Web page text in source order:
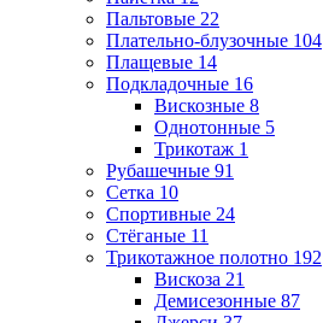
Пальтовые 22
Плательно-блузочные 104
Плащевые 14
Подкладочные 16
Вискозные 8
Однотонные 5
Трикотаж 1
Рубашечные 91
Сетка 10
Спортивные 24
Стёганые 11
Трикотажное полотно 192
Вискоза 21
Демисезонные 87